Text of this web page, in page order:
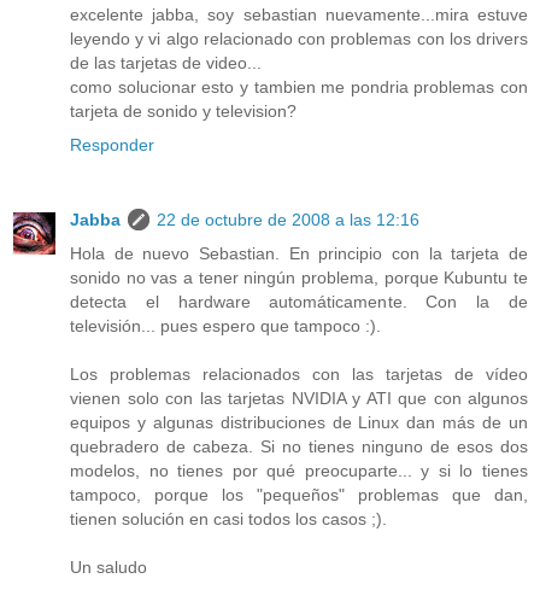
excelente jabba, soy sebastian nuevamente...mira estuve
leyendo y vi algo relacionado con problemas con los drivers
de las tarjetas de video...
como solucionar esto y tambien me pondria problemas con
tarjeta de sonido y television?
Responder
Jabba
22 de octubre de 2008 a las 12:16
Hola de nuevo Sebastian. En principio con la tarjeta de
sonido no vas a tener ningún problema, porque Kubuntu te
detecta el hardware automáticamente. Con la de
televisión... pues espero que tampoco :).
Los problemas relacionados con las tarjetas de vídeo
vienen solo con las tarjetas NVIDIA y ATI que con algunos
equipos y algunas distribuciones de Linux dan más de un
quebradero de cabeza. Si no tienes ninguno de esos dos
modelos, no tienes por qué preocuparte... y si lo tienes
tampoco, porque los "pequeños" problemas que dan,
tienen solución en casi todos los casos ;).
Un saludo